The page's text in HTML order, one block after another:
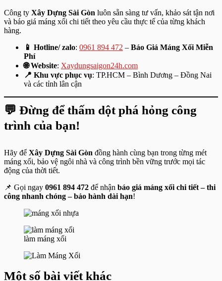
Công ty Xây Dựng Sài Gòn luôn sẵn sàng tư vấn, khảo sát tận nơi
và báo giá máng xối chi tiết theo yêu cầu thực tế của từng khách
hàng.
📱 Hotline/ zalo: 0961 894 472 – Báo Giá Máng Xối Miễn
Phí
🌐 Website: Xaydungsaigon24h.com
📍 Khu vực phục vụ: TP.HCM – Bình Dương – Đồng Nai
và các tỉnh lân cận
💬 Đừng để thấm dột phá hỏng công
trình của bạn!
Hãy để Xây Dựng Sài Gòn đồng hành cùng bạn trong từng mét
máng xối, bảo vệ ngôi nhà và công trình bền vững trước mọi tác
động của thời tiết.
📌 Gọi ngay 0961 894 472 để nhận báo giá máng xối chi tiết – thi
công nhanh chóng – bảo hành dài hạn!
làm máng xối
Một số bài viết khác